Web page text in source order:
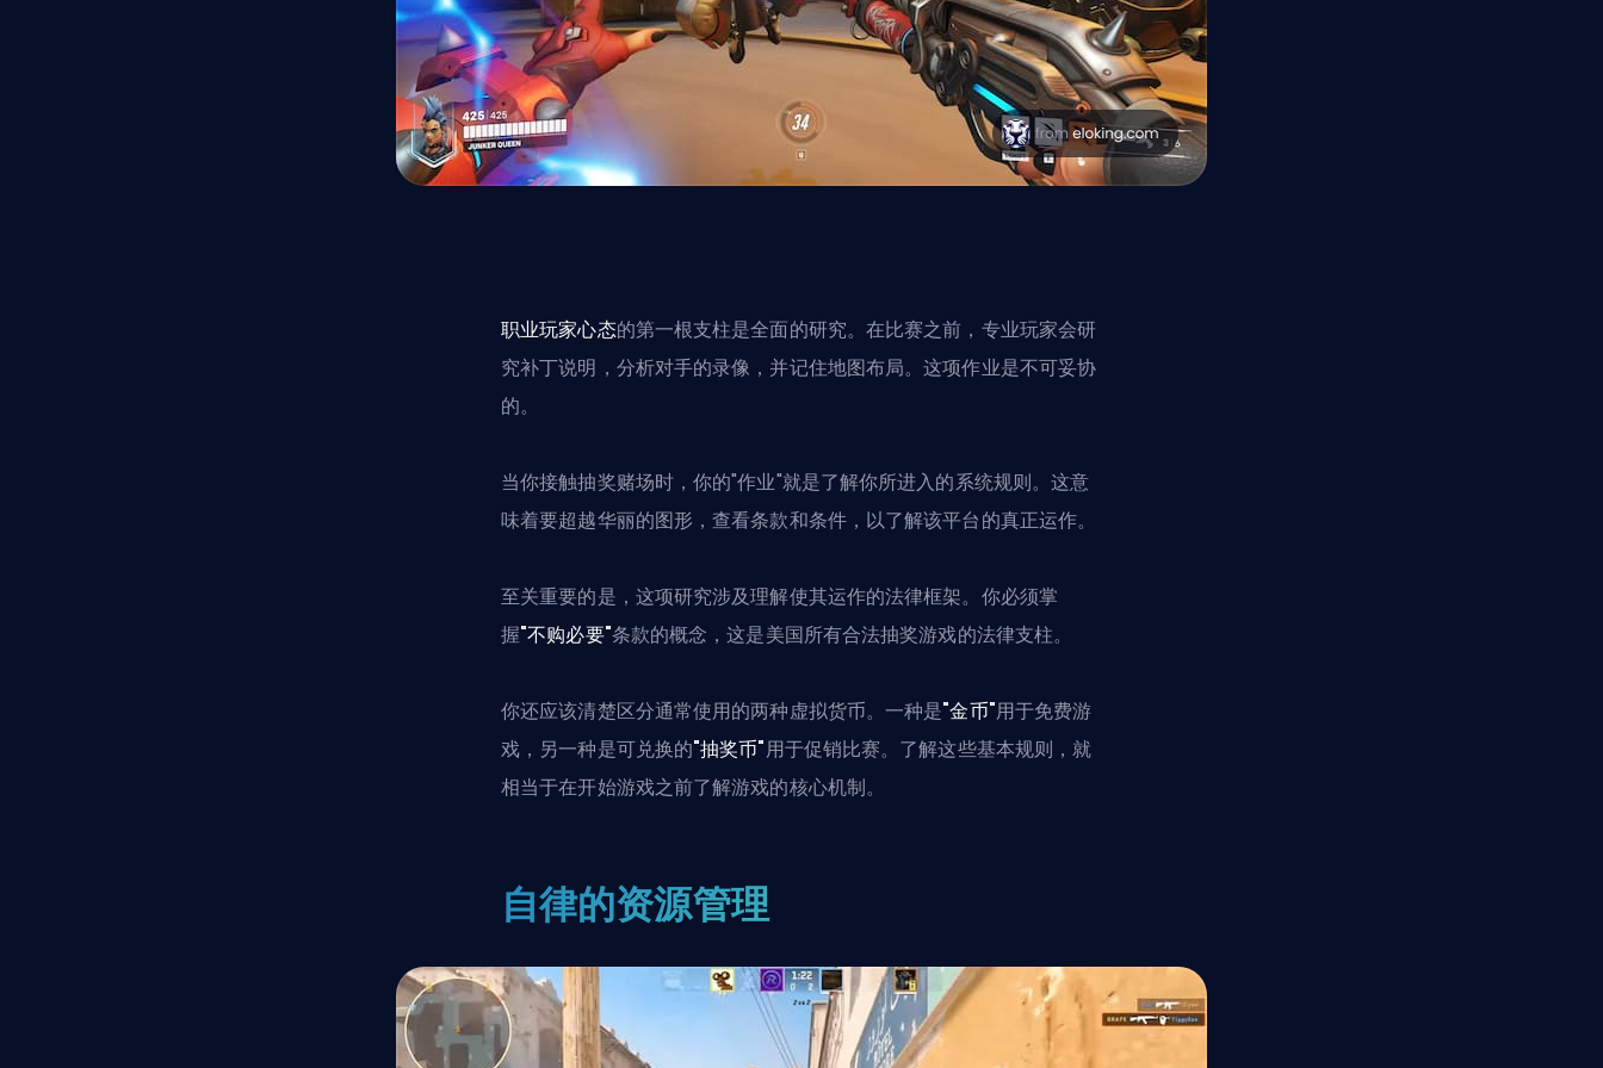
职业玩家心态的第一根支柱是全面的研究。在比赛之前，专业玩家会研
究补丁说明，分析对手的录像，并记住地图布局。这项作业是不可妥协
的。
当你接触抽奖赌场时，你的"作业"就是了解你所进入的系统规则。这意
味着要超越华丽的图形，查看条款和条件，以了解该平台的真正运作。
至关重要的是，这项研究涉及理解使其运作的法律框架。你必须掌
握"不购必要"条款的概念，这是美国所有合法抽奖游戏的法律支柱。
你还应该清楚区分通常使用的两种虚拟货币。一种是"金币"用于免费游
戏，另一种是可兑换的"抽奖币"用于促销比赛。了解这些基本规则，就
相当于在开始游戏之前了解游戏的核心机制。
自律的资源管理